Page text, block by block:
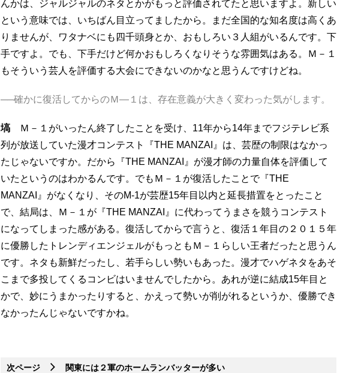
んかは、ジャルジャルのネタとかがもっと評価されてたと思いますよ。新しい
という意味では、いちばん目立ってましたから。まだ全国的な知名度は高くあ
りませんが、ワタナベにも四千頭身とか、おもしろい３人組がいるんです。下
手ですよ。でも、下手だけど何かおもしろくなりそうな雰囲気はある。Ｍ－１
もそういう芸人を評価する大会にできないのかなと思うんですけどね。
──確かに復活してからのＭ―１は、存在意義が大きく変わった気がします。
塙 Ｍ－１がいったん終了したことを受け、11年から14年までフジテレビ系
列が放送していた漫才コンテスト『THE MANZAI』は、芸歴の制限はなかっ
たじゃないですか。だから『THE MANZAI』が漫才師の力量自体を評価して
いたというのはわかるんです。でもＭ－１が復活したことで『THE
MANZAI』がなくなり、そのM-1が芸歴15年目以内と延長措置をとったこと
で、結局は、Ｍ－１が『THE MANZAI』に代わってうまさを競うコンテスト
になってしまった感がある。復活してからで言うと、復活１年目の２０１５年
に優勝したトレンディエンジェルがもっともＭ－１らしい王者だったと思うん
です。ネタも新鮮だったし、若手らしい勢いもあった。漫才でハゲネタをあそ
こまで多投してくるコンビはいませんでしたから。あれが逆に結成15年目と
かで、妙にうまかったりすると、かえって勢いが削がれるというか、優勝でき
なかったんじゃないですかね。
次ページ 関東には２軍のホームランバッターが多い